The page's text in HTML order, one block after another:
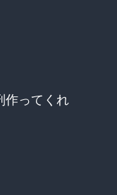
作ってくれ